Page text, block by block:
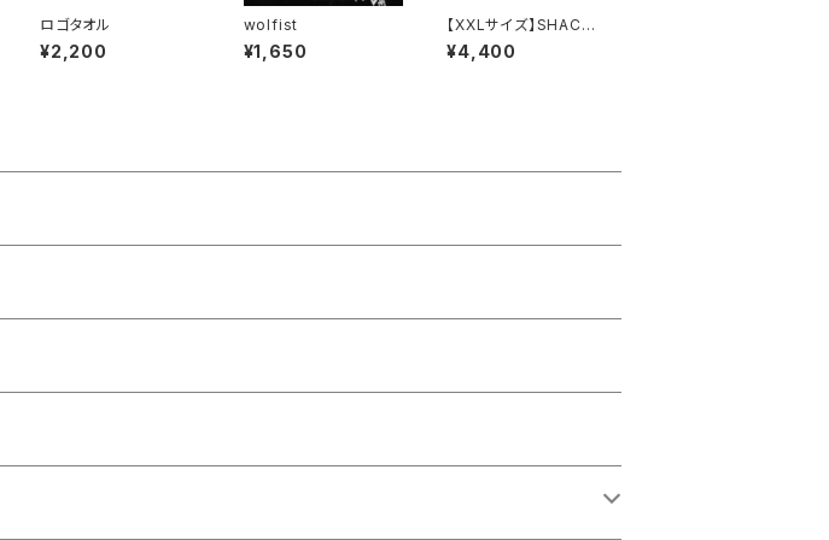
ロゴタオル
¥2,200
wolfist
¥1,650
【XXLサイズ】SHACHI
2025 ロングスリーブシ
ャツ 黒
¥4,400